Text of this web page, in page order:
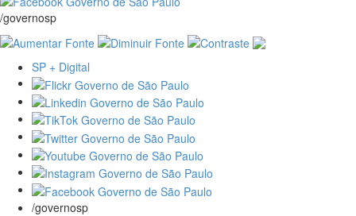
/governosp
SP + Digital
/governosp